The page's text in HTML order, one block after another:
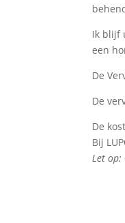
Ik blijf
een
De
De
De
Bij
Let op: